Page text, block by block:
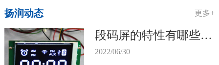
扬润动态 更多+
段码屏的特性有哪些，缺点又有哪些？
2022/06/30